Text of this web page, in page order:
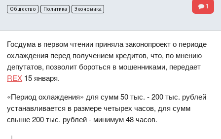
Общество Политика Экономика 1
Госдума в первом чтении приняла законопроект о периоде
охлаждения перед получением кредитов, что, по мнению
депутатов, позволит бороться в мошенниками, передает
REX 15 января.
«Период охлаждения» для сумм 50 тыс. - 200 тыс. рублей
устанавливается в размере четырех часов, для сумм
свыше 200 тыс. рублей - минимум 48 часов.